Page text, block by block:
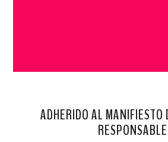
ADHERIDO AL MANIFIESTO
RESPONSABLE